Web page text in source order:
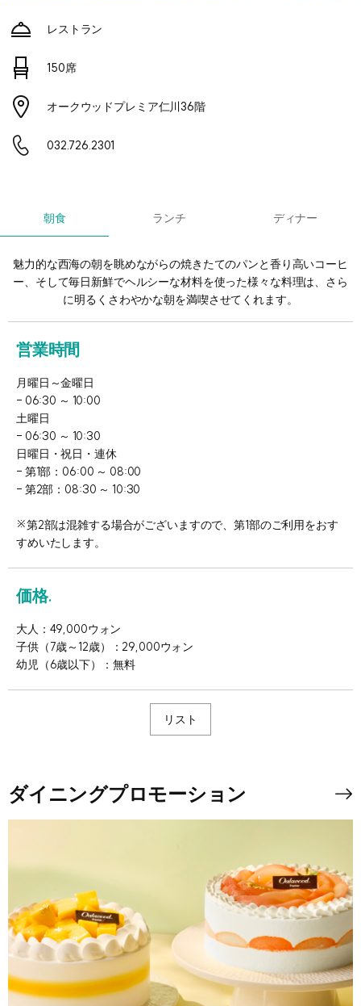
レストラン
150席
オークウッドプレミア仁川36階
032.726.2301
朝食 ランチ ディナー
魅力的な西海の朝を眺めながらの焼きたてのパンと香り高いコーヒ
ー、そして毎日新鮮でヘルシーな材料を使った様々な料理は、さら
に明るくさわやかな朝を満喫させてくれます。
営業時間
月曜日～金曜日
- 06:30 ～ 10:00
土曜日
- 06:30 ～ 10:30
日曜日・祝日・連休
- 第1部：06:00 ～ 08:00
- 第2部：08:30 ～ 10:30
※第2部は混雑する場合がございますので、第1部のご利用をおす
すめいたします。
価格.
大人：49,000ウォン
子供（7歳～12歳）：29,000ウォン
幼児（6歳以下）：無料
リスト
ダイニングプロモーション